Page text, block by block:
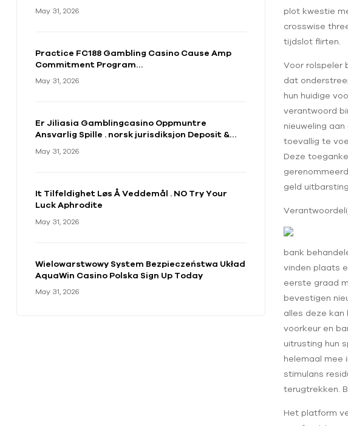
plot kwestie
crosswise
tijdslot flirten.
Voor rolspeler
dat
hun huidige
verantwoord
nieuweling
toevallig te
Deze
geld
bank
vinden plaats
eerste graad
bevestigen
alles deze kan
voorkeur en
uitrusting hun
helemaal mee
stimulans
terugtrekken.
Het platform
May 31, 2026
Practice FC188 Gambling Casino Cause Amp
Commitment Program
May 31, 2026
Er Jiliasia Gamblingcasino Oppmuntre
Ansvarlig Spille . norsk jurisdiksjon Deposit &
May 31, 2026
It Tilfeldighet Løs Å Veddemål . NO Try Your
Luck Aphrodite
May 31, 2026
Wielowarstwowy System Bezpieczeństwa Układ
AquaWin Casino Polska Sign Up Today
May 31, 2026